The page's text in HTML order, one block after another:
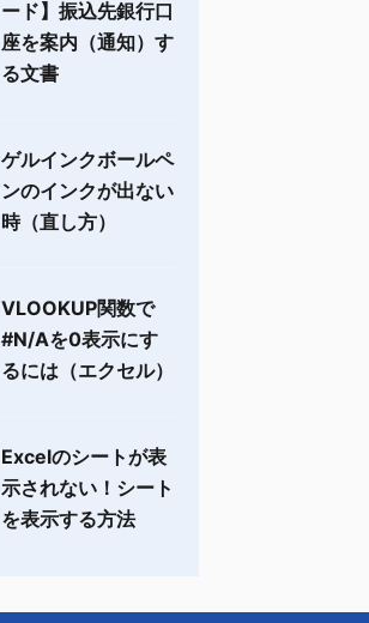
ード】振込先銀行口
座を案内（通知）す
る文書
ゲルインクボールペ
ンのインクが出ない
時（直し方）
VLOOKUP関数で
#N/Aを0表示にす
るには（エクセル）
Excelのシートが表
示されない！シート
を表示する方法